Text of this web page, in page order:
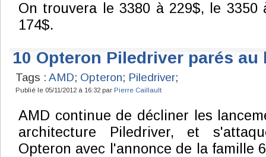
On trouvera le 3380 à 229$, le 3350
174$.
10 Opteron Piledriver parés au
Tags : AMD; Opteron; Piledriver;
Publié le 05/11/2012 à 16:32 par Pierre Caillault
AMD continue de décliner les
architecture Piledriver, et
Opteron avec l'annonce de la famille